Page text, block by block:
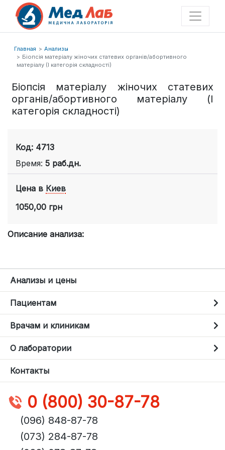
Главная
Анализы
Біопсія матеріалу жіночих статевих органів/абортивного
матеріалу (І категорія складності)
Біопсія матеріалу жіночих статевих
органів/абортивного матеріалу (І
категорія складності)
Код: 4713
Время: 5 раб.дн.
Цена в Киев
1050,00 грн
Описание анализа:
Анализы и цены
Пациентам
Врачам и клиникам
О лаборатории
Контакты
0 (800) 30-87-78
(096) 848-87-78
(073) 284-87-78